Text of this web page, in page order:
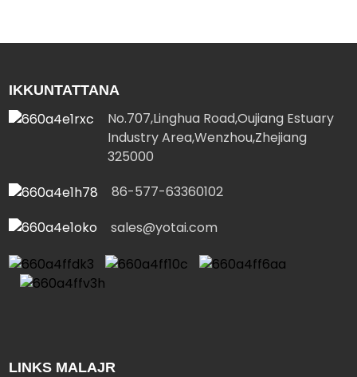
IKKUNTATTANA
No.707,Linghua Road,Oujiang Estuary
Industry Area,Wenzhou,Zhejiang
325000
86-577-63360102
sales@yotai.com
LINKS MALAJR